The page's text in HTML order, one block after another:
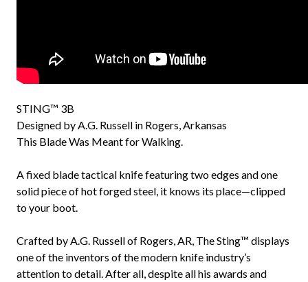
STING™ 3B
Designed by A.G. Russell in Rogers, Arkansas
This Blade Was Meant for Walking.
A fixed blade tactical knife featuring two edges and one
solid piece of hot forged steel, it knows its place—clipped
to your boot.
Crafted by A.G. Russell of Rogers, AR, The Sting™ displays
one of the inventors of the modern knife industry’s
attention to detail. After all, despite all his awards and